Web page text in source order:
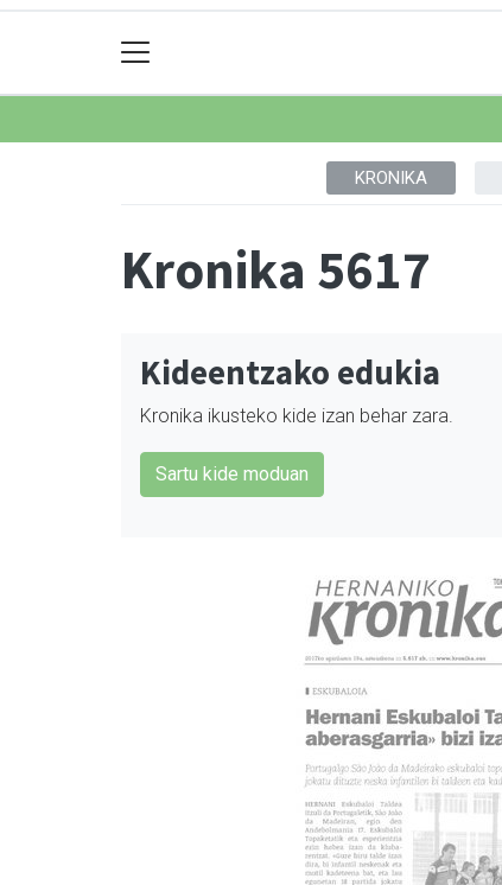
KRONIKA
Kronika 5617
Kideentzako edukia
Kronika ikusteko kide izan behar zara.
Sartu kide moduan